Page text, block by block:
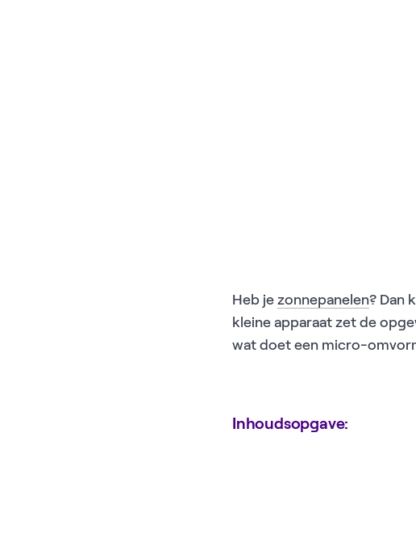
Heb je zonnepanelen? Dan
kleine apparaat zet de
wat doet een micro-
Inhoudsopgave: